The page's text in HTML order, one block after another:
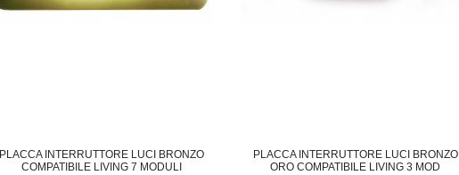
PLACCA INTERRUTTORE LUCI BRONZO
COMPATIBILE LIVING 7 MODULI
PLACCA INTERRUTTORE LUCI BRONZO
ORO COMPATIBILE LIVING 3 MOD